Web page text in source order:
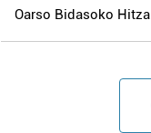
Oarso Bidasoko Hitza